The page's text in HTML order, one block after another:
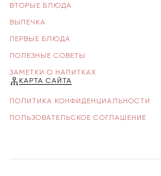
ВТОРЫЕ БЛЮДА
ВЫПЕЧКА
ПЕРВЫЕ БЛЮДА
ПОЛЕЗНЫЕ СОВЕТЫ
ЗАМЕТКИ О НАПИТКАХ
КАРТА САЙТА
ПОЛИТИКА КОНФИДЕНЦИАЛЬНОСТИ
ПОЛЬЗОВАТЕЛЬСКОЕ СОГЛАШЕНИЕ